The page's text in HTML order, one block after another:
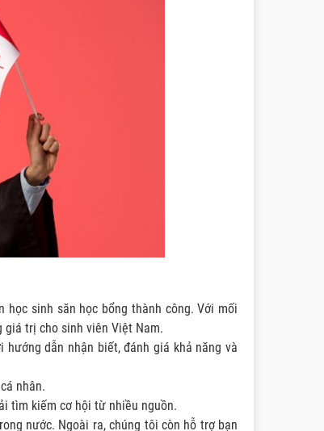
sinh săn học bổng thành công. Với mối
trị cho sinh viên Việt Nam.
dẫn nhận biết, đánh giá khả năng và
nhân.
tìm kiếm cơ hội từ nhiều nguồn.
nước. Ngoài ra, chúng tôi còn hỗ trợ bạn